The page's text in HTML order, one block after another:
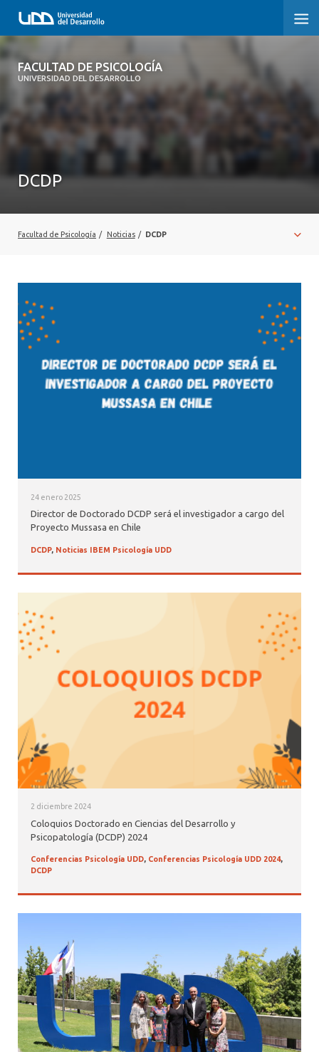
FACULTAD DE PSICOLOGÍA
UNIVERSIDAD DEL DESARROLLO
FACULTAD DE PSICOLOGÍA
ALUMNI PSICOLOGÍA UDD
SERVICIO DE PSICOLOGÍA INTEGRAL
DCDP
Facultad de Psicología / Noticias / DCDP
24 enero 2025
Director de Doctorado DCDP será el investigador a cargo del
Proyecto Mussasa en Chile
DCDP, Noticias IBEM Psicología UDD
2 diciembre 2024
Coloquios Doctorado en Ciencias del Desarrollo y
Psicopatología (DCDP) 2024
Conferencias Psicología UDD, Conferencias Psicología UDD 2024,
DCDP